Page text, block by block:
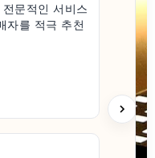
문적인 서비스
자를 적극 추천